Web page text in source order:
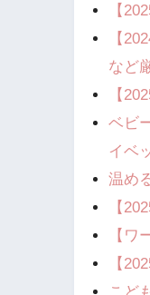
【
【
など
【
ベビ
イベ
温め
【
【
【